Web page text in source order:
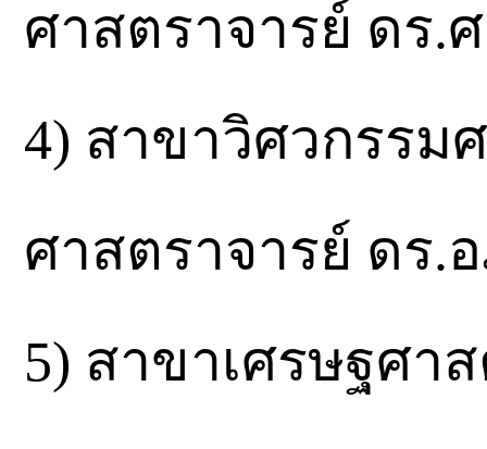
ศาสตราจารย์ ด
4) สาขาวิศวกรรม
ศาสตราจารย์ ดร.
5) สาขาเศรษฐศา